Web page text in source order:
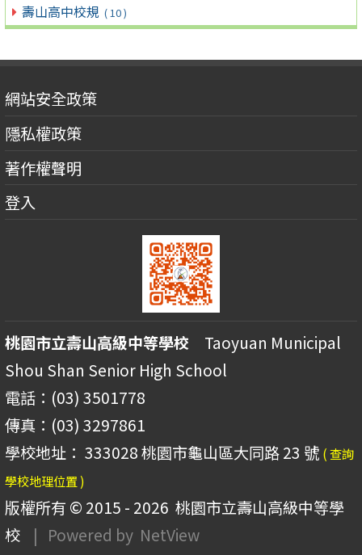
壽山高中校規 ( 10 )
網站安全政策
隱私權政策
著作權聲明
登入
桃園市立壽山高級中等學校 Taoyuan Municipal
Shou Shan Senior High School
電話：(03) 3501778
傳真：(03) 3297861
學校地址： 333028 桃園市龜山區大同路 23 號 ( 查詢
學校地理位置 )
版權所有 © 2015 - 2026 桃園市立壽山高級中等學
校
| Powered by NetView